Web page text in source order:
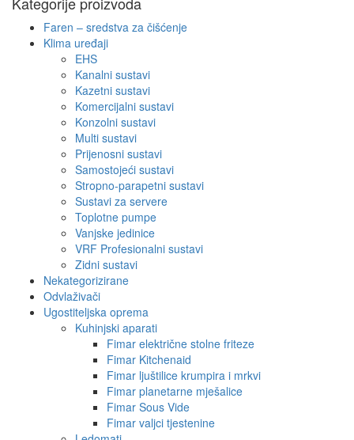
Faren – sredstva za čišćenje
Klima uređaji
EHS
Kanalni sustavi
Kazetni sustavi
Komercijalni sustavi
Konzolni sustavi
Multi sustavi
Prijenosni sustavi
Samostojeći sustavi
Stropno-parapetni sustavi
Sustavi za servere
Toplotne pumpe
Vanjske jedinice
VRF Profesionalni sustavi
Zidni sustavi
Nekategorizirane
Odvlaživači
Ugostiteljska oprema
Kuhinjski aparati
Fimar električne stolne friteze
Fimar Kitchenaid
Fimar ljuštilice krumpira i mrkvi
Fimar planetarne mješalice
Fimar Sous Vide
Fimar valjci tjestenine